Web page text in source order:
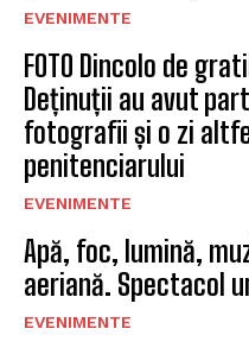
EVENIMENTE
FOTO Dincolo de
Deținuții au avut
fotografii și o zi
penitenciarului
EVENIMENTE
Apă, foc, lumină,
aeriană. Spectacol
EVENIMENTE